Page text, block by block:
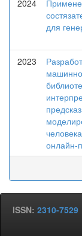
2024
для
2023
онлайн-
ISSN: 2310-7529